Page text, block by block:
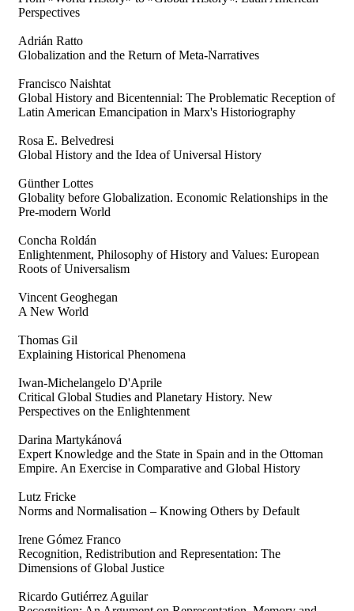
Perspectives
Adrián Ratto
Globalization and the Return of Meta-Narratives
Francisco Naishtat
Global History and Bicentennial: The Problematic Reception of
Latin American Emancipation in Marx's Historiography
Rosa E. Belvedresi
Global History and the Idea of Universal History
Günther Lottes
Globality before Globalization. Economic Relationships in the
Pre-modern World
Concha Roldán
Enlightenment, Philosophy of History and Values: European
Roots of Universalism
Vincent Geoghegan
A New World
Thomas Gil
Explaining Historical Phenomena
Iwan-Michelangelo D'Aprile
Critical Global Studies and Planetary History. New
Perspectives on the Enlightenment
Darina Martykánová
Expert Knowledge and the State in Spain and in the Ottoman
Empire. An Exercise in Comparative and Global History
Lutz Fricke
Norms and Normalisation – Knowing Others by Default
Irene Gómez Franco
Recognition, Redistribution and Representation: The
Dimensions of Global Justice
Ricardo Gutiérrez Aguilar